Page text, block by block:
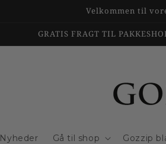
Velkommen til
GRATIS FRAGT TIL
Nyheder Gå til shop Gozzip